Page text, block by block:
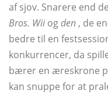
af sjov. Snarere end
Bros. Wii ogden , de
bedre til en
konkurrencer, da
bærer en æreskrone
kan snuppe for at